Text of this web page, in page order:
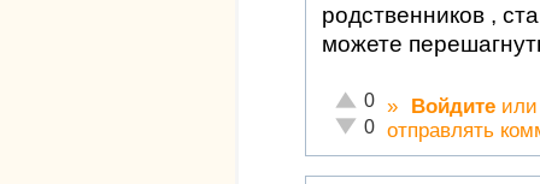
родственников ,
можете
Отлично!
0
Неадекватно!
0
» Войдите
отправлять